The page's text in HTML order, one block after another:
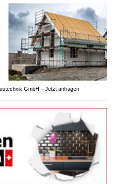
GmbH – Jetzt anfragen